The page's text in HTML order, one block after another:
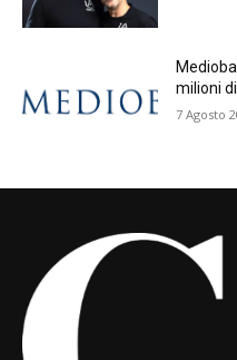
milioni
7 Agosto